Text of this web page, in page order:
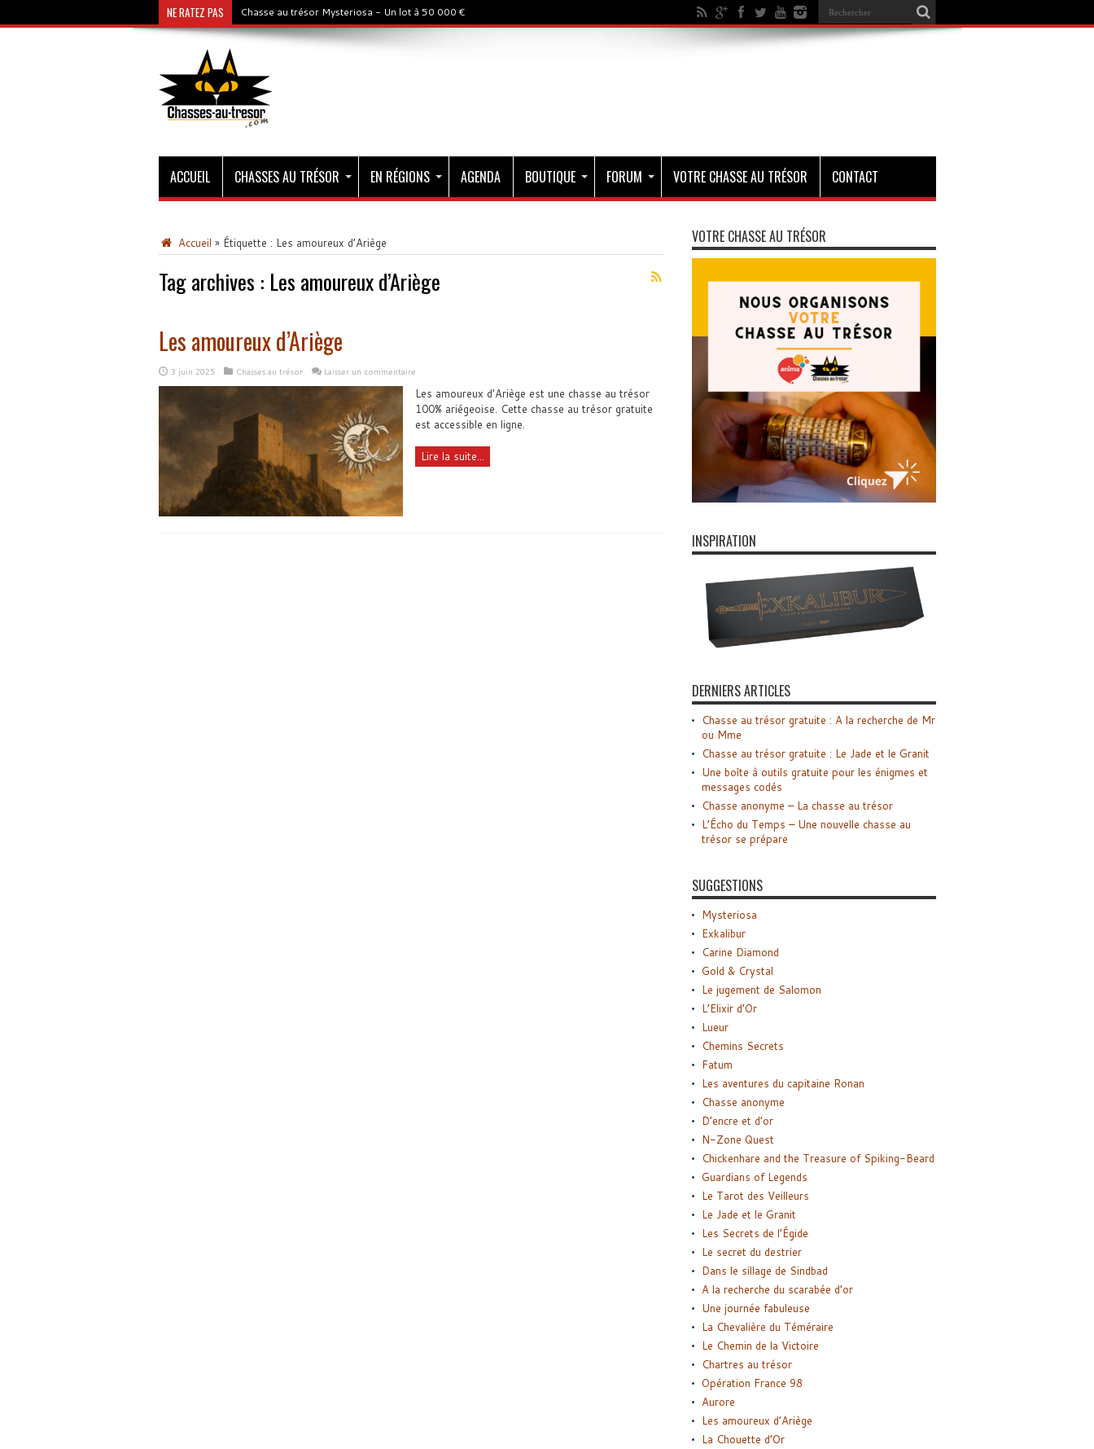
NE RATEZ PAS Chasse au trésor Mysteriosa - Un lot à 50 000 €
ACCUEIL CHASSES AU TRÉSOR EN RÉGIONS AGENDA BOUTIQUE FORUM VOTRE CHASSE AU TRÉSOR CONTACT
Accueil » Étiquette : Les amoureux d’Ariège
Tag archives : Les amoureux d’Ariège
Les amoureux d’Ariège
3 juin 2025 Chasses au trésor Laisser un commentaire
Les amoureux d'Ariège est une chasse au trésor
100% ariégeoise. Cette chasse au trésor gratuite
est accessible en ligne.
Lire la suite...
VOTRE CHASSE AU TRÉSOR
INSPIRATION
DERNIERS ARTICLES
Chasse au trésor gratuite : A la recherche de Mr
ou Mme
Chasse au trésor gratuite : Le Jade et le Granit
Une boîte à outils gratuite pour les énigmes et
messages codés
Chasse anonyme – La chasse au trésor
L’Écho du Temps – Une nouvelle chasse au
trésor se prépare
SUGGESTIONS
Mysteriosa
Exkalibur
Carine Diamond
Gold & Crystal
Le jugement de Salomon
L’Elixir d’Or
Lueur
Chemins Secrets
Fatum
Les aventures du capitaine Ronan
Chasse anonyme
D’encre et d’or
N-Zone Quest
Chickenhare and the Treasure of Spiking-Beard
Guardians of Legends
Le Tarot des Veilleurs
Le Jade et le Granit
Les Secrets de l’Égide
Le secret du destrier
Dans le sillage de Sindbad
A la recherche du scarabée d’or
Une journée fabuleuse
La Chevalière du Téméraire
Le Chemin de la Victoire
Chartres au trésor
Opération France 98
Aurore
Les amoureux d’Ariège
La Chouette d’Or